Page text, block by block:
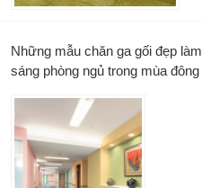
Những mẫu chăn ga gối đẹp làm
sáng phòng ngủ trong mùa đông